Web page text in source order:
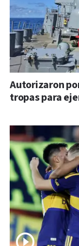
Autorizaron
tropas para